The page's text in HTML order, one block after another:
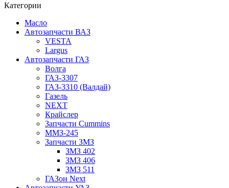
Категории
Масло
Автозапчасти ВАЗ
VESTA
Largus
Автозапчасти ГАЗ
Волга
ГАЗ-3307
ГАЗ-3310 (Валдай)
Газель
NEXT
Крайслер
Запчасти Cummins
ММЗ-245
Запчасти ЗМЗ
ЗМЗ 402
ЗМЗ 406
ЗМЗ 511
ГАЗон Next